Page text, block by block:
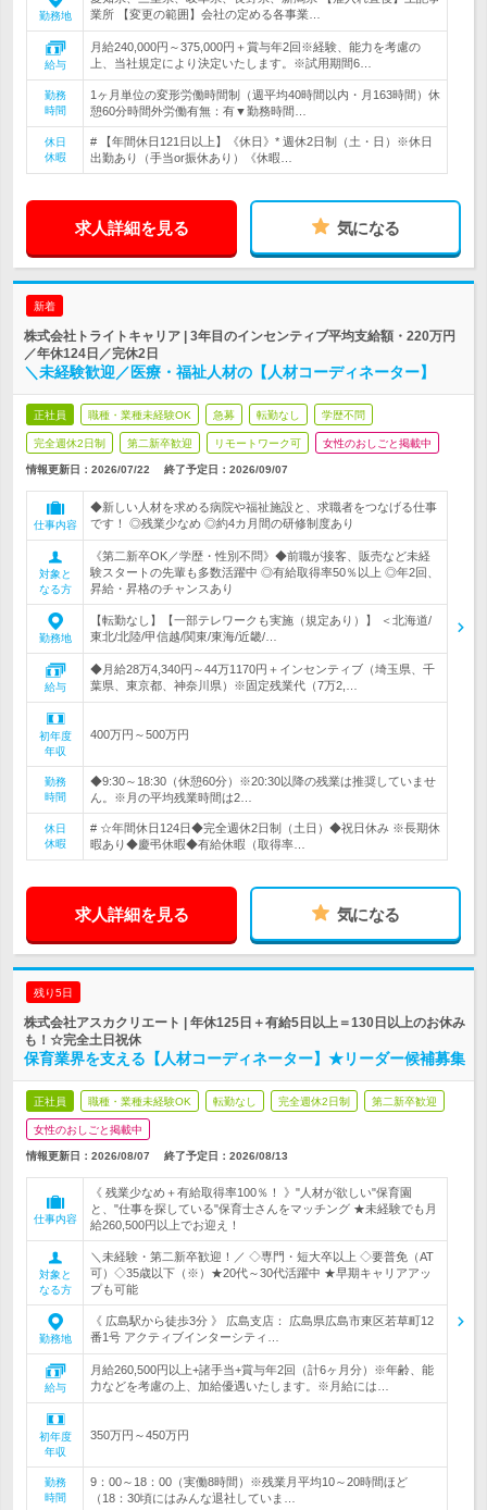
勤務地
業所 【変更の範囲】会社の定める各事業…
給与
月給240,000円～375,000円＋賞与年2回※経験、能力を考慮の
上、当社規定により決定いたします。※試用期間6…
勤務
時間
1ヶ月単位の変形労働時間制（週平均40時間以内・月163時間）休
憩60分時間外労働有無：有▼勤務時間…
休日
休暇
# 【年間休日121日以上】《休日》* 週休2日制（土・日）※休日
出勤あり（手当or振休あり）《休暇…
求人詳細を見る 気になる
新着
株式会社トライトキャリア | 3年目のインセンティブ平均支給額・220万円
／年休124日／完休2日
＼未経験歓迎／医療・福祉人材の【人材コーディネーター】
正社員 職種・業種未経験OK 急募 転勤なし 学歴不問
完全週休2日制 第二新卒歓迎 リモートワーク可 女性のおしごと掲載中
情報更新日：2026/07/22 終了予定日： 2026/09/07
仕事内容
◆新しい人材を求める病院や福祉施設と、求職者をつなげる仕事
です！ ◎残業少なめ ◎約4カ月間の研修制度あり
対象と
なる方
《第二新卒OK／学歴・性別不問》◆前職が接客、販売など未経
験スタートの先輩も多数活躍中 ◎有給取得率50％以上 ◎年2回、
昇給・昇格のチャンスあり
勤務地
【転勤なし】【一部テレワークも実施（規定あり）】 ＜北海道/
東北/北陸/甲信越/関東/東海/近畿/…
給与
◆月給28万4,340円～44万1170円＋インセンティブ（埼玉県、千
葉県、東京都、神奈川県）※固定残業代（7万2,…
初年度
年収
400万円～500万円
勤務
時間
◆9:30～18:30（休憩60分）※20:30以降の残業は推奨していませ
ん。※月の平均残業時間は2…
休日
休暇
# ☆年間休日124日◆完全週休2日制（土日）◆祝日休み ※長期休
暇あり◆慶弔休暇◆有給休暇（取得率…
求人詳細を見る 気になる
残り5日
株式会社アスカクリエート | 年休125日＋有給5日以上＝130日以上のお休み
も！☆完全土日祝休
保育業界を支える【人材コーディネーター】★リーダー候補募集
正社員 職種・業種未経験OK 転勤なし 完全週休2日制 第二新卒歓迎
女性のおしごと掲載中
情報更新日：2026/08/07 終了予定日： 2026/08/13
仕事内容
《 残業少なめ＋有給取得率100％！ 》"人材が欲しい"保育園
と、"仕事を探している"保育士さんをマッチング ★未経験でも月
給260,500円以上でお迎え！
対象と
なる方
＼未経験・第二新卒歓迎！／ ◇専門・短大卒以上 ◇要普免（AT
可）◇35歳以下（※）★20代～30代活躍中 ★早期キャリアアッ
プも可能
勤務地
《 広島駅から徒歩3分 》 広島支店： 広島県広島市東区若草町12
番1号 アクティブインターシティ…
給与
月給260,500円以上+諸手当+賞与年2回（計6ヶ月分）※年齢、能
力などを考慮の上、加給優遇いたします。※月給には…
初年度
年収
350万円～450万円
勤務
時間
9：00～18：00（実働8時間）※残業月平均10～20時間ほど
（18：30頃にはみんな退社していま…